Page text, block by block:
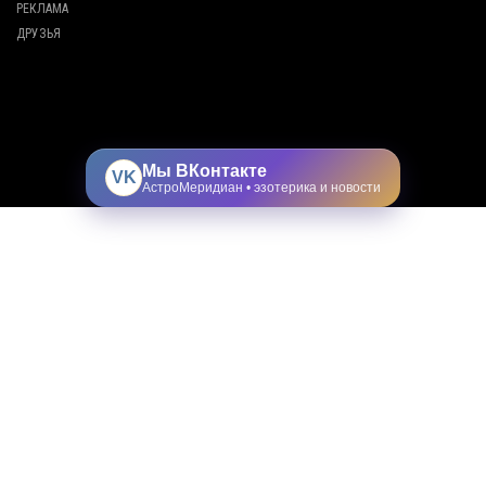
РЕКЛАМА
ДРУЗЬЯ
VK Мы ВКонтакте
АстроМеридиан • эзотерика и новости